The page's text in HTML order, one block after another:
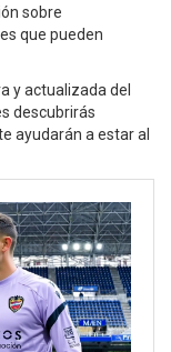
sobre
que pueden
y actualizada del
descubrirás
ayudarán a estar al